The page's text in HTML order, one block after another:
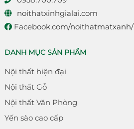
noithatxinhgialai.com
Facebook.com/noithatmatxanh/
DANH MỤC SẢN PHẨM
Nội thất hiện đại
Nội thất Gỗ
Nội thất Văn Phòng
Yến sào cao cấp